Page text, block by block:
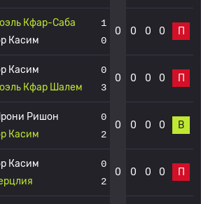
Кфар-Саба
Касим
1
0
0 0 0 0 П
Касим
Кфар Шалем
0
3
0 0 0 0 П
Ришон
Касим
0
2
0 0 0 0 В
Касим
0
2
0 0 0 0 П